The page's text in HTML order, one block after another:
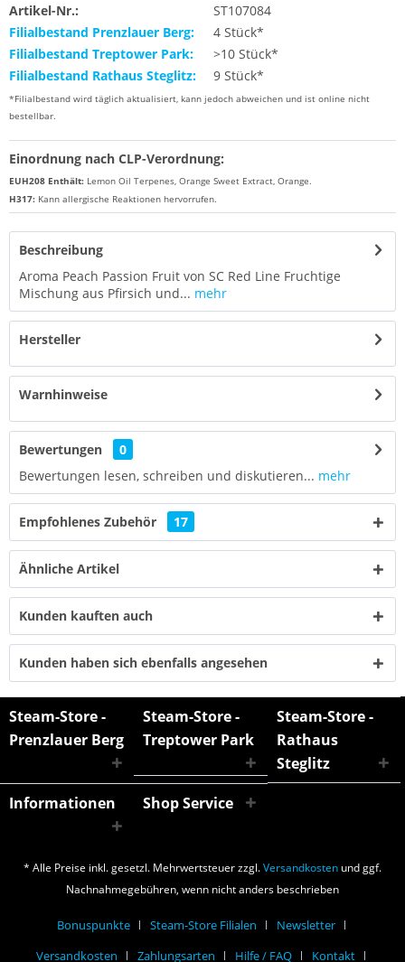
Artikel-Nr.:
ST107084
Filialbestand Prenzlauer Berg:
4 Stück*
Filialbestand Treptower Park:
>10 Stück*
Filialbestand Rathaus Steglitz:
9 Stück*
*Filialbestand wird täglich aktualisiert, kann jedoch abweichen und ist online nicht
bestellbar.
Einordnung nach CLP-Verordnung:
EUH208 Enthält: Lemon Oil Terpenes, Orange Sweet Extract, Orange.
H317: Kann allergische Reaktionen hervorrufen.
Beschreibung
Aroma Peach Passion Fruit von SC Red Line Fruchtige
Mischung aus Pfirsich und... mehr
Hersteller
Warnhinweise
Bewertungen
0
Bewertungen lesen, schreiben und diskutieren... mehr
Empfohlenes Zubehör 17
Ähnliche Artikel
Kunden kauften auch
Kunden haben sich ebenfalls angesehen
Steam-Store -
Prenzlauer Berg
Steam-Store -
Treptower Park
Steam-Store -
Rathaus
Steglitz
Informationen
Shop Service
* Alle Preise inkl. gesetzl. Mehrwertsteuer zzgl.Versandkosten und ggf.
Nachnahmegebühren, wenn nicht anders beschrieben
Bonuspunkte Steam-Store Filialen
Newsletter
Versandkosten
Zahlungsarten Hilfe / FAQ Kontakt